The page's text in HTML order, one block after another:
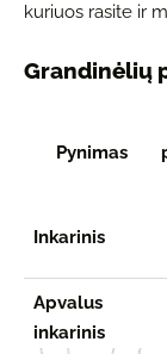
kuriuos rasite ir
Grandinėlių
Pynimas
Inkarinis
Apvalus
inkarinis